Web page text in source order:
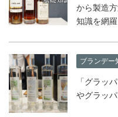
から製造
知識を網羅
ブランデー
「グラッ
やグラッ